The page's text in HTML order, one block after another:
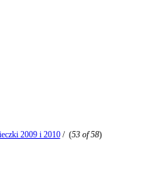
2009 i 2010/ (53 of 58)